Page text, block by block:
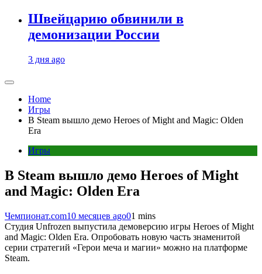
Швейцарию обвинили в
демонизации России
3 дня ago
Home
Игры
В Steam вышло демо Heroes of Might and Magic: Olden
Era
Игры
В Steam вышло демо Heroes of Might
and Magic: Olden Era
Чемпионат.com10 месяцев ago01 mins
Студия Unfrozen выпустила демоверсию игры Heroes of Might
and Magic: Olden Era. Опробовать новую часть знаменитой
серии стратегий «Герои меча и магии» можно на платформе
Steam.